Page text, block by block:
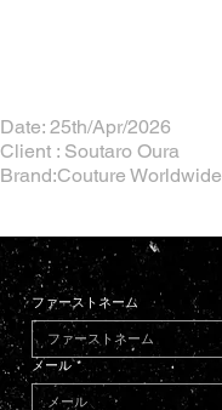
Date: 25th/Apr/2026
Client : Soutaro Oura
Brand:Couture Worldwide
ファーストネーム
メール *